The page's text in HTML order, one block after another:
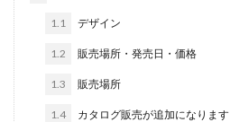
1.1 デザイン
1.2 販売場所・発売日・価格
1.3 販売場所
1.4 カタログ販売が追加になります